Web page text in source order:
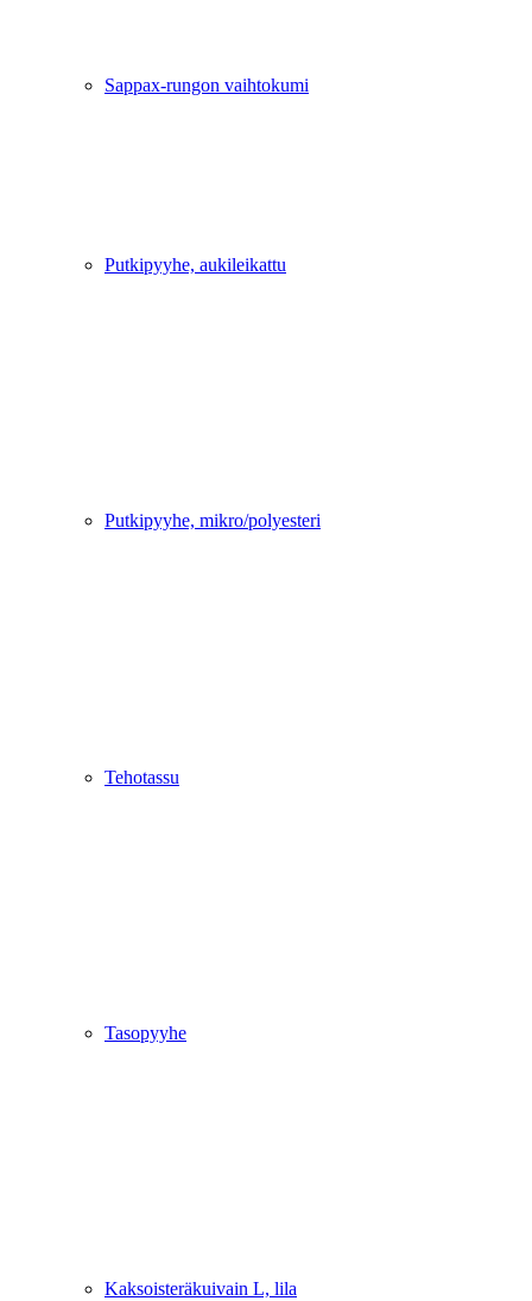
Sappax-rungon vaihtokumi
Putkipyyhe, aukileikattu
Putkipyyhe, mikro/polyesteri
Tehotassu
Tasopyyhe
Kaksoisteräkuivain L, lila